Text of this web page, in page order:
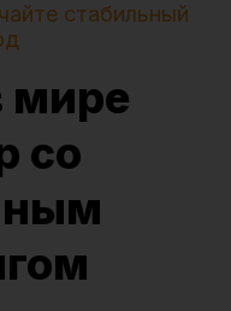
стабильный
мире
со